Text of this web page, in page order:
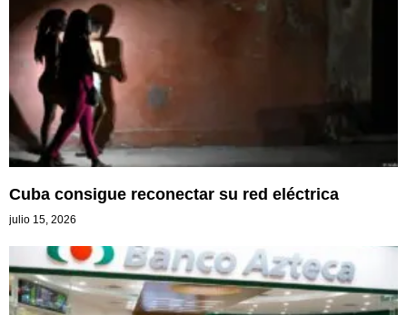
Cuba consigue reconectar su red eléctrica
julio 15, 2026